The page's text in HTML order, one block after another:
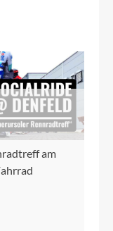
am